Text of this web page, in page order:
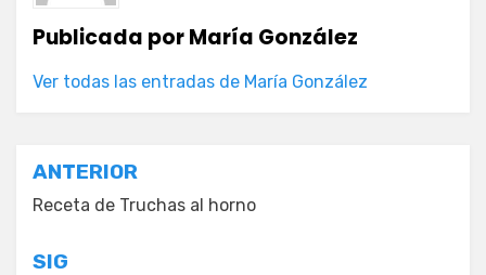
Publicada porMaría González
Ver todas las entradas de María González
Navegación
de
entradas
ANTERIOR
Receta de Truchas al horno
SIG